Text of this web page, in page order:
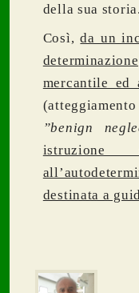
della sua storia.
Così,da un
mercantile ed
”benign
istruzione
destinata a